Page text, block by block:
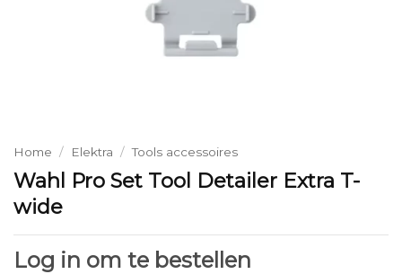
Home / Elektra / Tools accessoires
Wahl Pro Set Tool Detailer Extra T-
wide
Log in om te bestellen